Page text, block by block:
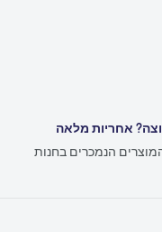
אחריות מלאה
הנמכרים בחנות